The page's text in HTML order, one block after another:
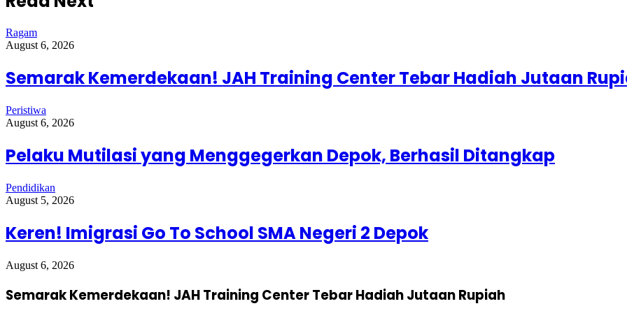
Ragam
August 6, 2026
Semarak Kemerdekaan! JAH Training Center Tebar Hadiah Jutaan
Peristiwa
August 6, 2026
Pelaku Mutilasi yang Menggegerkan Depok, Berhasil Ditangkap
Pendidikan
August 5, 2026
Keren! Imigrasi Go To School SMA Negeri 2 Depok
August 6, 2026
Semarak Kemerdekaan! JAH Training Center Tebar Hadiah Jutaan Rupiah